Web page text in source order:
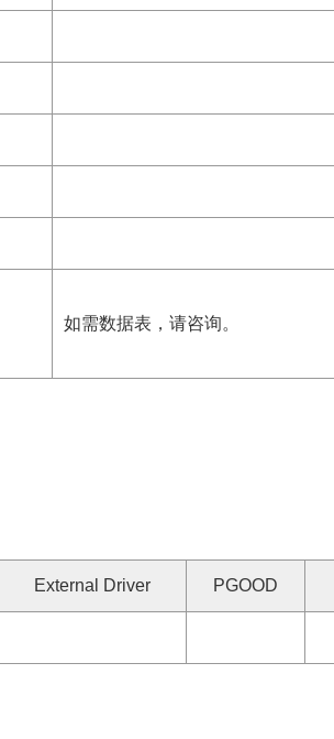
如需数据表，请咨询。
External Driver PGOOD